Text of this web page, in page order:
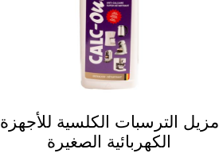
مزيل الترسبات الكلسية للأجهزة
الكهربائية الصغيرة